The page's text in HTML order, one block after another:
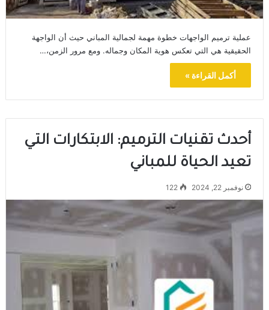
عملية ترميم الواجهات خطوة مهمة لجمالية المباني حيث أن الواجهة
الحقيقية هي التي تعكس هوية المكان وجماله. ومع مرور الزمن،…
أكمل القراءة »
أحدث تقنيات الترميم: الابتكارات التي
تعيد الحياة للمباني
نوفمبر 22, 2024 122